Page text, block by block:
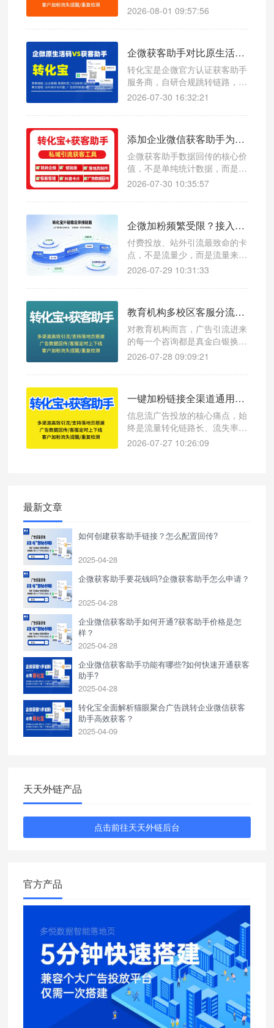
小红书种草引流的客源被归类为
费：一是客服分配无规则、流量
待过载、部分客服空岗闲置，同
漏接；二是客户来源无溯源、渠
道数据混乱，无法区分抖音、快
手、小红书等不同投放计划的线
索质量，复盘优化无依据、转化
2026-08-01 09:57:56
企微获客助手对比原生活码，转化宝1 秒唤起企微添加页面
转化宝是企微官方认证获客助手
服务商，自研合规跳转链路，一
键生成全域广告加粉短链，1 秒
粉转化率。 支持 JS/API 双模式
开口、流失客户数据实时同步至
抖音、百度、腾讯等广告后台，
优化投放模型、降低获客成本
2026-07-30 16:32:21
添加企业微信获客助手为什么需要数据回传？
企微获客助手数据回传的核心价
值，不是单纯统计数据，而是用
真实用户行为持续校准广告模
跑越泛、成本越跑越高；搭配合
才能让每一次曝光、每一笔预算
都精准触达高意向人群，实现广
告投放稳定起量、成本可控、客
资高质的长效私域获客闭环
2026-07-30 10:35:57
企微加粉频繁受限？接入企微获客助手降低账号风控概率
付费投放、站外引流最致命的卡
点，不是流量少，而是流量来了
接不住：员工账号频繁触发加粉
好友，优质投放流量白白流失，
2026-07-29 10:31:33
教育机构多校区客服分流，使用转化宝降低人工成本实录
对教育机构而言，广告引流进来
的每一个咨询都是真金白银换来
的。但不少机构在客服分配环
就手忙脚乱，要么某个老师被咨
活干”，漏接、回复慢直接导致
线索流失，人工成本反而越堆越
高。
2026-07-28 09:09:21
一键加粉链接全渠道通用配置教程（抖音 / 快手 / 广点通 / 小红书）
信息流广告投放的核心痛点，始
终是流量转化链路长、流失率
高、数据无归因、账号易风控。
2026-07-27 10:26:09
最新文章
如何创建获客助手链接？怎么配置回传?
2025-04-28
企微获客助手要花钱吗?企微获客助手怎么申请？
2025-04-28
企业微信获客助手如何开通?获客助手价格是怎
样？
2025-04-28
企业微信获客助手功能有哪些?如何快速开通获客
助手?
2025-04-28
转化宝全面解析猫眼聚合广告跳转企业微信获客
助手高效获客？
2025-04-09
天天外链产品
点击前往天天外链后台
官方产品